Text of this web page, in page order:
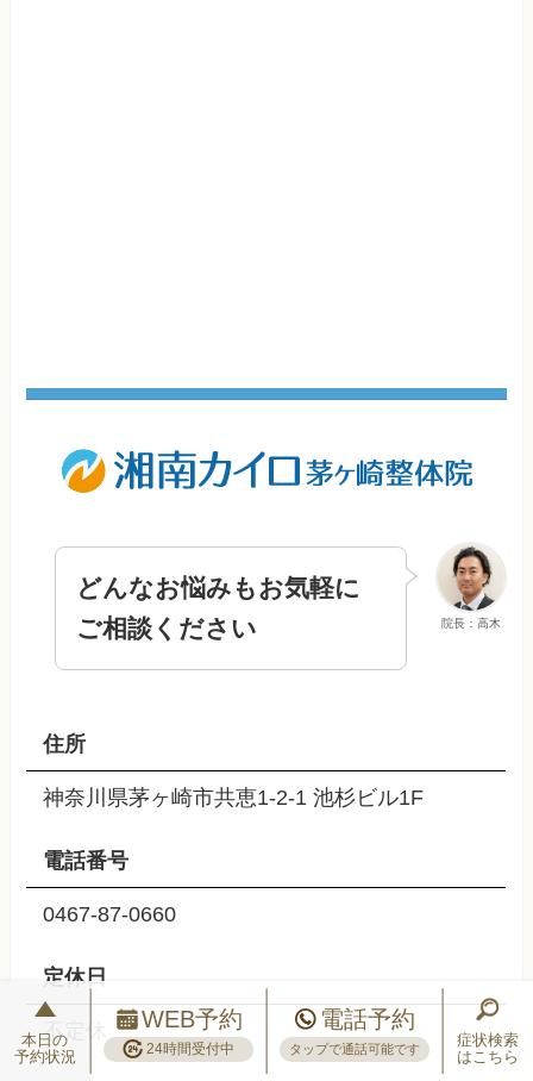
院長：高木
どんなお悩みもお気軽に
ご相談ください
住所
神奈川県茅ヶ崎市共恵1-2-1 池杉ビル1F
電話番号
0467-87-0660
定休日
不定休
本日の
予約状況
WEB予約
24時間受付中
電話予約
タップで通話可能です
症状検索
はこちら